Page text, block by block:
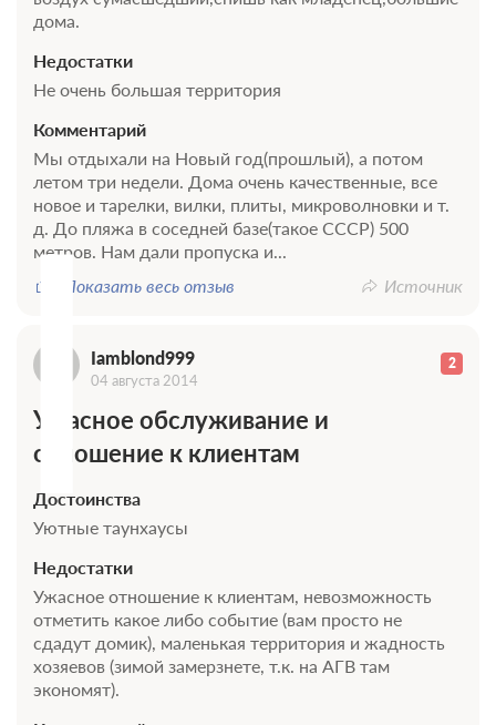
дома.
Недостатки
Не очень большая территория
Комментарий
Мы отдыхали на Новый год(прошлый), а потом
летом три недели. Дома очень качественные, все
новое и тарелки, вилки, плиты, микроволновки и т.
д. До пляжа в соседней базе(такое СССР) 500
метров. Нам дали пропуска и...
Показать весь отзыв
Источник
IIamblond999 2
04 августа 2014
Ужасное обслуживание и
отношение к клиентам
Достоинства
Уютные таунхаусы
Недостатки
Ужасное отношение к клиентам, невозможность
отметить какое либо событие (вам просто не
сдадут домик), маленькая территория и жадность
хозяевов (зимой замерзнете, т.к. на АГВ там
экономят).